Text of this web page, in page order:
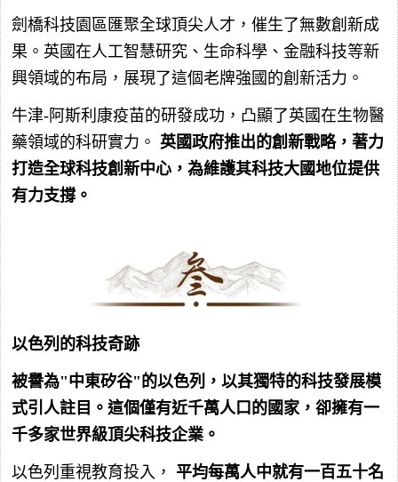
劍橋科技園區匯聚全球頂尖人才，催生了無數創新成
果。英國在人工智慧研究、生命科學、金融科技等新
興領域的布局，展現了這個老牌強國的創新活力。
牛津-阿斯利康疫苗的研發成功，凸顯了英國在生物醫
藥領域的科研實力。 英國政府推出的創新戰略，著力
打造全球科技創新中心，為維護其科技大國地位提供
有力支撐。
以色列的科技奇跡
被譽為"中東矽谷"的以色列，以其獨特的科技發展模
式引人註目。這個僅有近千萬人口的國家，卻擁有一
千多家世界級頂尖科技企業。
以色列重視教育投入， 平均每萬人中就有一百五十名